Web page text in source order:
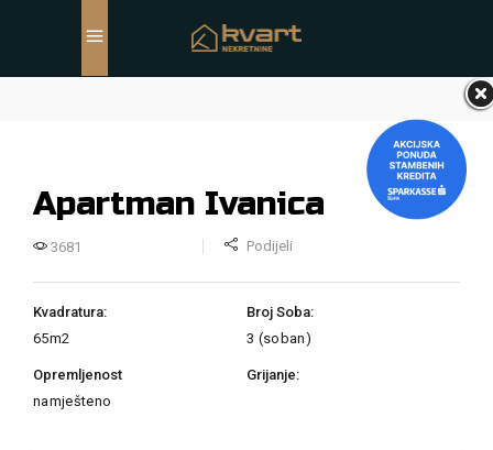
Apartman Ivanica
3681 Podijeli
Kvadratura:
65m2
Broj Soba:
3 (soban)
Opremljenost
namješteno
Grijanje: